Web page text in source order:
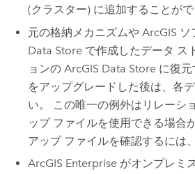
(クラスター) に追加することがで
元の格納メカニズムや ArcGIS
Data Storeで作成したデータ ス
ョンの ArcGIS Data Storeに復元
をアップグレードした後は、各
い。 この唯一の例外はリレーシ
ップ ファイルを使用できる場合
アップ ファイルを確認するには、
ArcGIS Enterpriseがオンプレミ